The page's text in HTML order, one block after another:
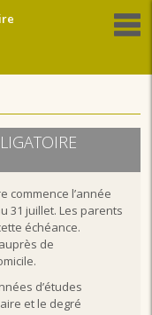
commence l’année
31 juillet. Les parents
échéance.
de
d’études
et le degré